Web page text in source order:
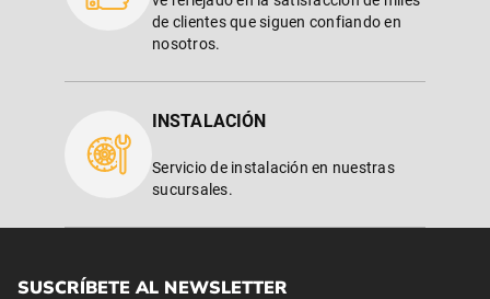
de clientes que siguen confiando en
nosotros.
INSTALACIÓN
Servicio de instalación en nuestras
sucursales.
SUSCRÍBETE AL NEWSLETTER